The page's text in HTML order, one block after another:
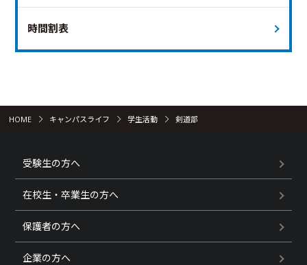
時間割表
HOME キャンパスライフ 学生活動 剣道部
受験生の方へ
在校生・卒業生の方へ
保護者の方へ
企業の方へ